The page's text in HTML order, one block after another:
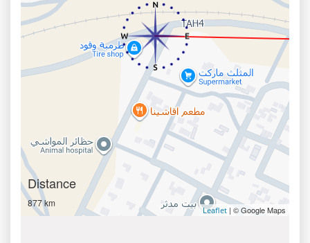
Distance
877 km
Leaflet | © Google Maps